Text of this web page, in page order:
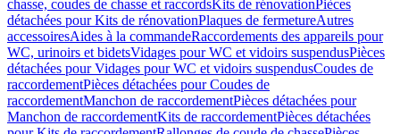
chasse, coudes de chasse et raccordsKits de rénovationPièces
détachées pour Kits de rénovationPlaques de fermetureAutres
accessoiresAides à la commandeRaccordements des appareils pour
WC, urinoirs et bidetsVidages pour WC et vidoirs suspendusPièces
détachées pour Vidages pour WC et vidoirs suspendusCoudes de
raccordementPièces détachées pour Coudes de
raccordementManchon de raccordementPièces détachées pour
Manchon de raccordementKits de raccordementPièces détachées